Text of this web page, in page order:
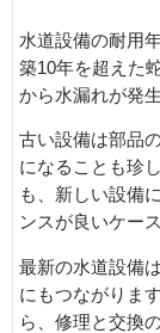
水道設備の耐用
築10年を超えた
から水漏れが発
古い設備は部品
になることも珍
も、新しい設備
ンスが良いケー
最新の水道設備
にもつながりま
ら、修理と交換